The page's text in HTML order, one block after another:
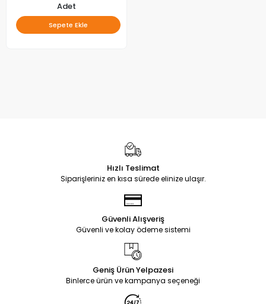
Adet
Sepete Ekle
Hızlı Teslimat
Siparişleriniz en kısa sürede elinize ulaşır.
Güvenli Alışveriş
Güvenli ve kolay ödeme sistemi
Geniş Ürün Yelpazesi
Binlerce ürün ve kampanya seçeneği